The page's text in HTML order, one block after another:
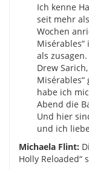
Ich kenne
seit mehr
Wochen
als
Drew
habe ich
Abend die
Und hier
und ich
Michaela Flint:
Holly Reloaded“